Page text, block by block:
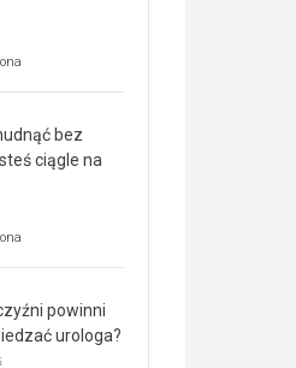
bez
ciągle na
powinni
urologa?